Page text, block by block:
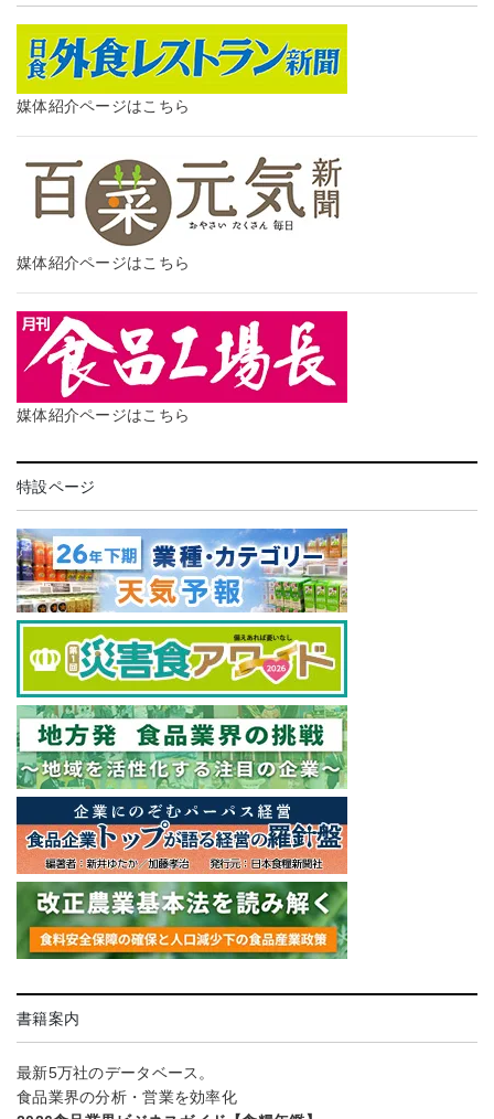
媒体紹介ページはこちら
媒体紹介ページはこちら
媒体紹介ページはこちら
特設ページ
書籍案内
最新5万社のデータベース。
食品業界の分析・営業を効率化